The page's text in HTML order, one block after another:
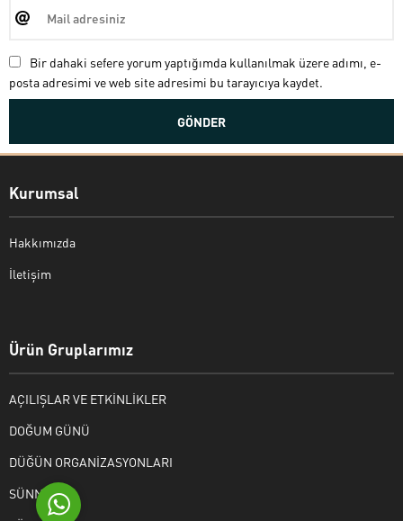
Bir dahaki sefere yorum yaptığımda kullanılmak üzere adımı, e-
posta adresimi ve web site adresimi bu tarayıcıya kaydet.
Kurumsal
Hakkımızda
İletişim
Ürün Gruplarımız
AÇILIŞLAR VE ETKİNLİKLER
DOĞUM GÜNÜ
DÜĞÜN ORGANİZASYONLARI
SÜNNET